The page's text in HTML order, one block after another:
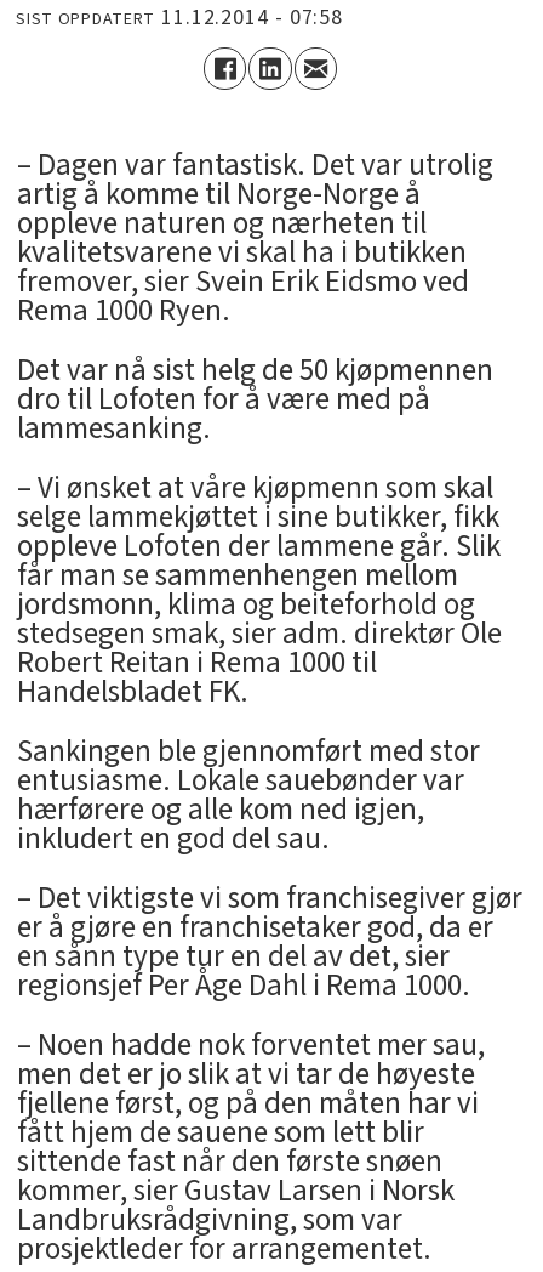
SIST OPPDATERT 11.12.2014 - 07:58
– Dagen var fantastisk. Det var utrolig
artig å komme til Norge-Norge å
oppleve naturen og nærheten til
kvalitetsvarene vi skal ha i butikken
fremover, sier Svein Erik Eidsmo ved
Rema 1000 Ryen.
Det var nå sist helg de 50 kjøpmennen
dro til Lofoten for å være med på
lammesanking.
– Vi ønsket at våre kjøpmenn som skal
selge lammekjøttet i sine butikker, fikk
oppleve Lofoten der lammene går. Slik
får man se sammenhengen mellom
jordsmonn, klima og beiteforhold og
stedsegen smak, sier adm. direktør Ole
Robert Reitan i Rema 1000 til
Handelsbladet FK.
Sankingen ble gjennomført med stor
entusiasme. Lokale sauebønder var
hærførere og alle kom ned igjen,
inkludert en god del sau.
– Det viktigste vi som franchisegiver gjør
er å gjøre en franchisetaker god, da er
en sånn type tur en del av det, sier
regionsjef Per Åge Dahl i Rema 1000.
– Noen hadde nok forventet mer sau,
men det er jo slik at vi tar de høyeste
fjellene først, og på den måten har vi
fått hjem de sauene som lett blir
sittende fast når den første snøen
kommer, sier Gustav Larsen i Norsk
Landbruksrådgivning, som var
prosjektleder for arrangementet.